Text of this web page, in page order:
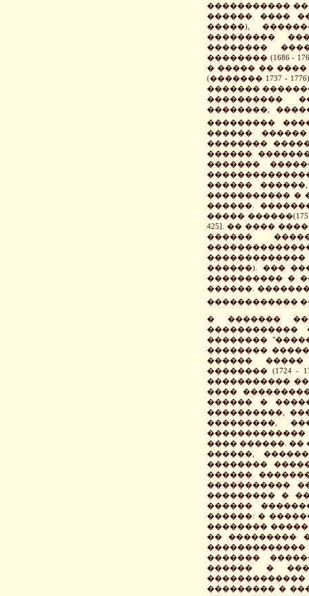
�����������
������ ����
�����),
���������
��������
�������� (1686 -
� ����� ��
(������� 1737 -
�������
����������
��������,
���������
������
��������
������
�������
������
����������� �
������.
�����
425]. �� ����
������
������). ���
���������� �
������.
������������
� �������
��������
��������
������ �����
�������� (1724 -
�����������
����
������ �
����������,
���������,
���� ������.
������,
��������
������
�����������
��������� �
������
������: �
��������
�� ���������
�������
������ �
��������� �